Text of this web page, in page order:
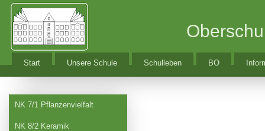
Start Unsere Schule Schulleben BO
NK 7/1 Pflanzenvielfalt
NK 8/2 Keramik